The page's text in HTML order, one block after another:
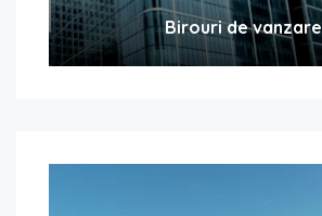
Birouri de vanzare